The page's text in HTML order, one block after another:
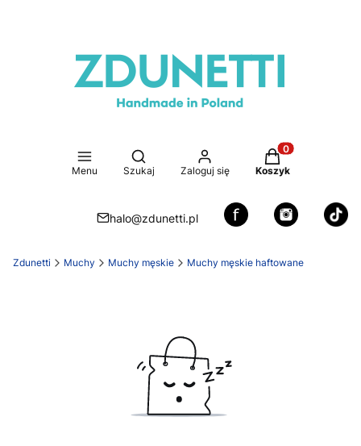
Menu
Otwórz wyszukiwarkę
Szukaj Zaloguj się
Produkty w
Koszyk
halo@zdunetti.pl
Zdunetti Muchy Muchy męskie Muchy męskie haftowane